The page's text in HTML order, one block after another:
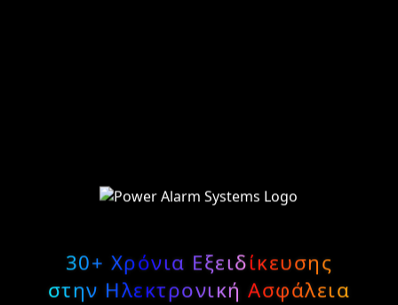
30+ Χρόνια Εξειδίκευσης
στην Ηλεκτρονική Ασφάλεια